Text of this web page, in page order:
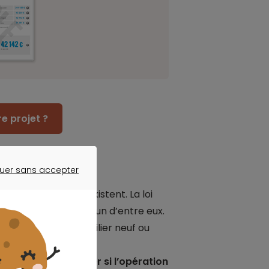
projet ?
de défiscalisation existent. La loi
Sylvia Pinel, est l’un d’entre eux.
d’un bien immobilier neuf ou
en matière de
aider à déterminer si l’opération
sans accepter